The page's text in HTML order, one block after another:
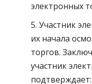
электронных
5. Участник
их начала
торгов.
участник
подтверждает: